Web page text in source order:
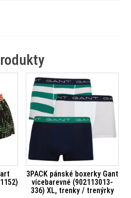
3PACK pánské boxerky Gant
vícebarevné (902113013-
336) XL, trenky / trenýrky